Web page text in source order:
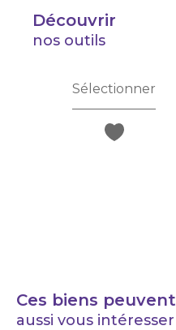
découvrir
nos outils
Sélectionner
Ces biens peuvent
aussi vous intéresser